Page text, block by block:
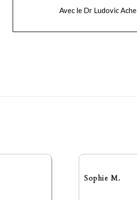
Avec le Dr Ludovic Ache
Sophie M.